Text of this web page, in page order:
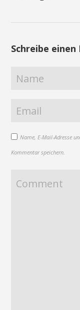
Schreibe
Name, E-Mail-Adresse
Kommentar speichern.